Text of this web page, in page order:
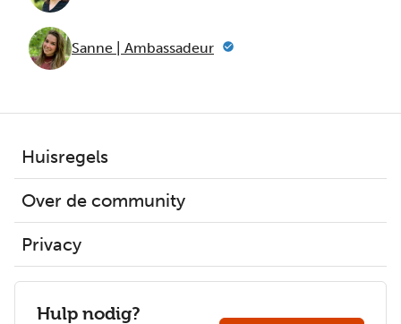
Sanne | Ambassadeur
Huisregels
Over de community
Privacy
Hulp nodig?